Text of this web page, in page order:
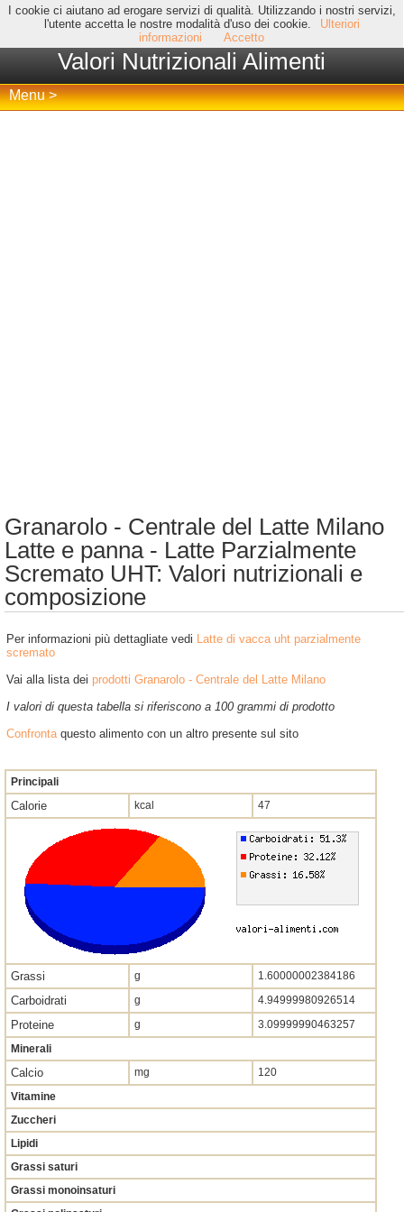
I cookie ci aiutano ad erogare servizi di qualità. Utilizzando i nostri servizi,
l'utente accetta le nostre modalità d'uso dei cookie.
Ulteriori
informazioni
Accetto
Valori Nutrizionali Alimenti
Menu >
Granarolo - Centrale del Latte Milano
Latte e panna - Latte Parzialmente
Scremato UHT: Valori nutrizionali e
composizione
Per informazioni più dettagliate vedi Latte di vacca uht parzialmente
scremato
Vai alla lista dei prodotti Granarolo - Centrale del Latte Milano
I valori di questa tabella si riferiscono a 100 grammi di prodotto
Confrontaquesto alimento con un altro presente sul sito
Principali
Calorie kcal 47
Grassi g 1.60000002384186
Carboidrati g 4.94999980926514
Proteine g
3.09999990463257
Minerali
Calcio mg
120
Vitamine
Zuccheri
Lipidi
Grassi saturi
Grassi monoinsaturi